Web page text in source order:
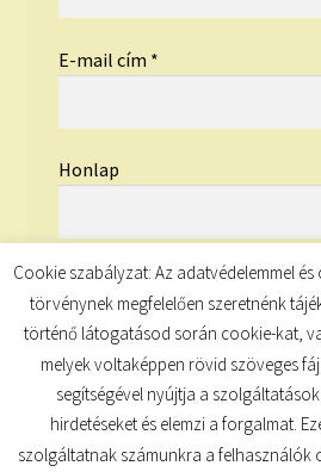
E-mail cím *
Honlap
Cookie szabályzat: Az adatvédelemmel
törvénynek megfelelően szeretnénk
történő látogatásod során cookie-kat,
melyek voltaképpen rövid szöveges
segítségével nyújtja a
hirdetéseket és elemzi a forgalmat.
szolgáltatnak számunkra a felhasználók